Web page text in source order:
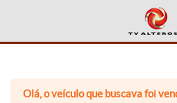
Olá, o veículo que buscava foi